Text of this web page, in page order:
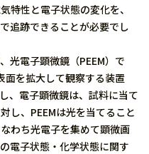
特性と電子状態の変化を、
追跡できることが必要でし
光電子顕微鏡（PEEM）で
面を拡大して観察する装置
、電子顕微鏡は、試料に当て
し、PEEMは光を当てること
わち光電子を集めて顕微画
電子状態・化学状態に関す